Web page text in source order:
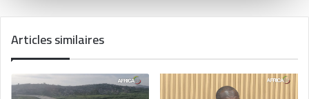
Articles similaires